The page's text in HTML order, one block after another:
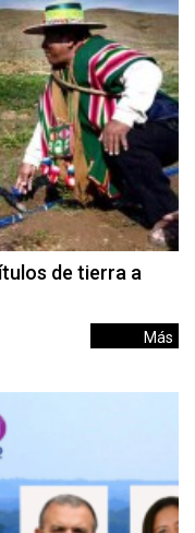
de tierra a
Más